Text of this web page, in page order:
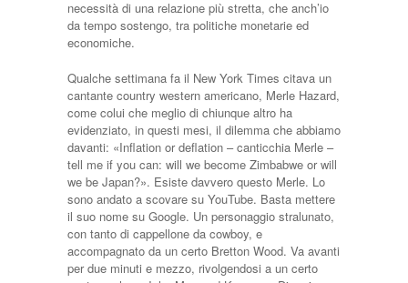
necessità di una relazione più stretta, che anch’io
da tempo sostengo, tra politiche monetarie ed
economiche.
Qualche settimana fa il New York Times citava un
cantante country western americano, Merle Hazard,
come colui che meglio di chiunque altro ha
evidenziato, in questi mesi, il dilemma che abbiamo
davanti: «Inflation or deflation – canticchia Merle –
tell me if you can: will we become Zimbabwe or will
we be Japan?». Esiste davvero questo Merle. Lo
sono andato a scovare su YouTube. Basta mettere
il suo nome su Google. Un personaggio stralunato,
con tanto di cappellone da cowboy, e
accompagnato da un certo Bretton Wood. Va avanti
per due minuti e mezzo, rivolgendosi a un certo